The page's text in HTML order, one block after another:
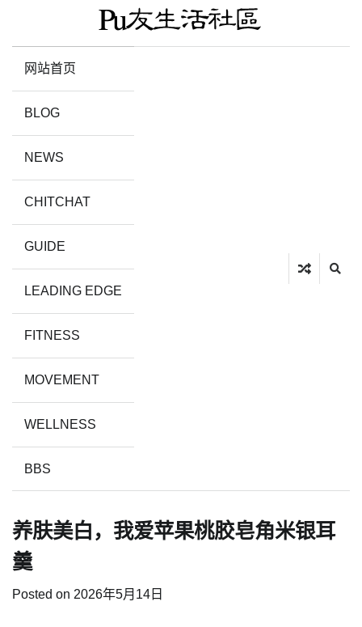
网站首页
BLOG
NEWS
CHITCHAT
GUIDE
LEADING EDGE
FITNESS
MOVEMENT
WELLNESS
BBS
养肤美白，我爱苹果桃胶皂角米银耳
羹
Posted on 2026年5月14日